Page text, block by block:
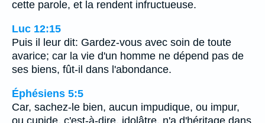
cette parole, et la rendent infructueuse.
Luc 12:15
Puis il leur dit: Gardez-vous avec soin de toute
avarice; car la vie d'un homme ne dépend pas de
ses biens, fût-il dans l'abondance.
Éphésiens 5:5
Car, sachez-le bien, aucun impudique, ou impur,
ou cupide, c'est-à-dire, idolâtre, n'a d'héritage dans